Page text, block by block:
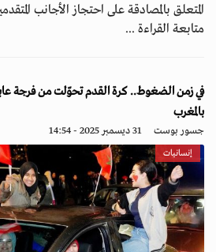
المتعلق بالمصادقة على احتجاز الأجانب
متابعة القراءة ...
في زمن الضغوط.. كرة القدم تحوّلت من فرجة
بالمغرب
جسور بوست 31 ديسمبر 2025 - 14:54
إنسانيات